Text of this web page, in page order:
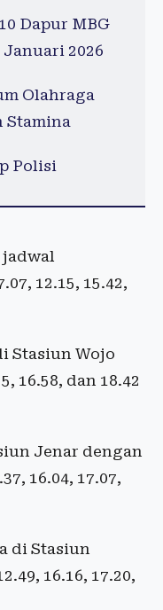
Dapur MBG
2026
Olahraga
Stamina
Polisi
jadwal
12.15, 15.42,
Stasiun Wojo
16.58, dan 18.42
Jenar dengan
16.04, 17.07,
di Stasiun
16.16, 17.20,